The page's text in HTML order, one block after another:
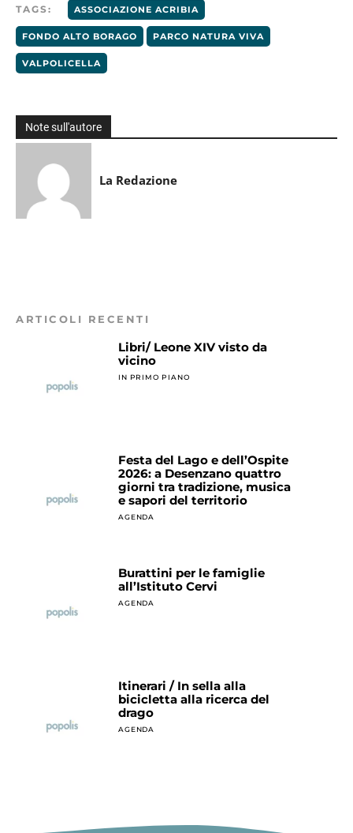
TAGS: ASSOCIAZIONE ACRIBIA
FONDO ALTO BORAGO PARCO NATURA VIVA
VALPOLICELLA
Note sull'autore
La Redazione
ARTICOLI RECENTI
Libri/ Leone XIV visto da
vicino
IN PRIMO PIANO
Festa del Lago e dell’Ospite
2026: a Desenzano quattro
giorni tra tradizione, musica
e sapori del territorio
AGENDA
Burattini per le famiglie
all’Istituto Cervi
AGENDA
Itinerari / In sella alla
bicicletta alla ricerca del
drago
AGENDA